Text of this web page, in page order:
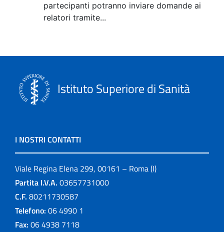
partecipanti potranno inviare domande ai
relatori tramite...
Istituto Superiore di Sanità
I NOSTRI CONTATTI
Viale Regina Elena 299, 00161 – Roma (I)
Partita I.V.A. 03657731000
C.F. 80211730587
Telefono: 06 4990 1
Fax: 06 4938 7118